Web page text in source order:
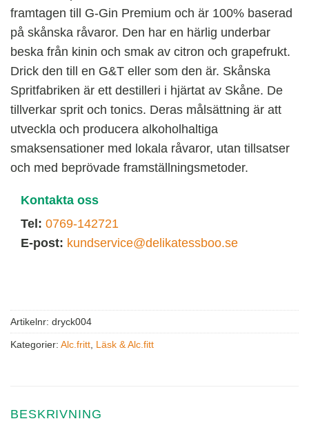
framtagen till G-Gin Premium och är 100% baserad
på skånska råvaror. Den har en härlig underbar
beska från kinin och smak av citron och grapefrukt.
Drick den till en G&T eller som den är. Skånska
Spritfabriken är ett destilleri i hjärtat av Skåne. De
tillverkar sprit och tonics. Deras målsättning är att
utveckla och producera alkoholhaltiga
smaksensationer med lokala råvaror, utan tillsatser
och med beprövade framställningsmetoder.
Kontakta oss
Tel: 0769-142721
E-post: kundservice@delikatessboo.se
Artikelnr: dryck004
Kategorier: Alc.fritt Läsk & Alc.fitt
BESKRIVNING